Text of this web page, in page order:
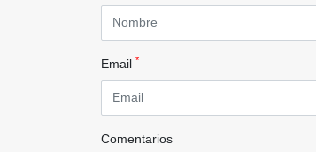
Email *
Comentarios